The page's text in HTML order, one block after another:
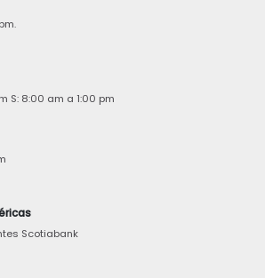
S: 8:00 am a 1:00 pm
Scotiabank